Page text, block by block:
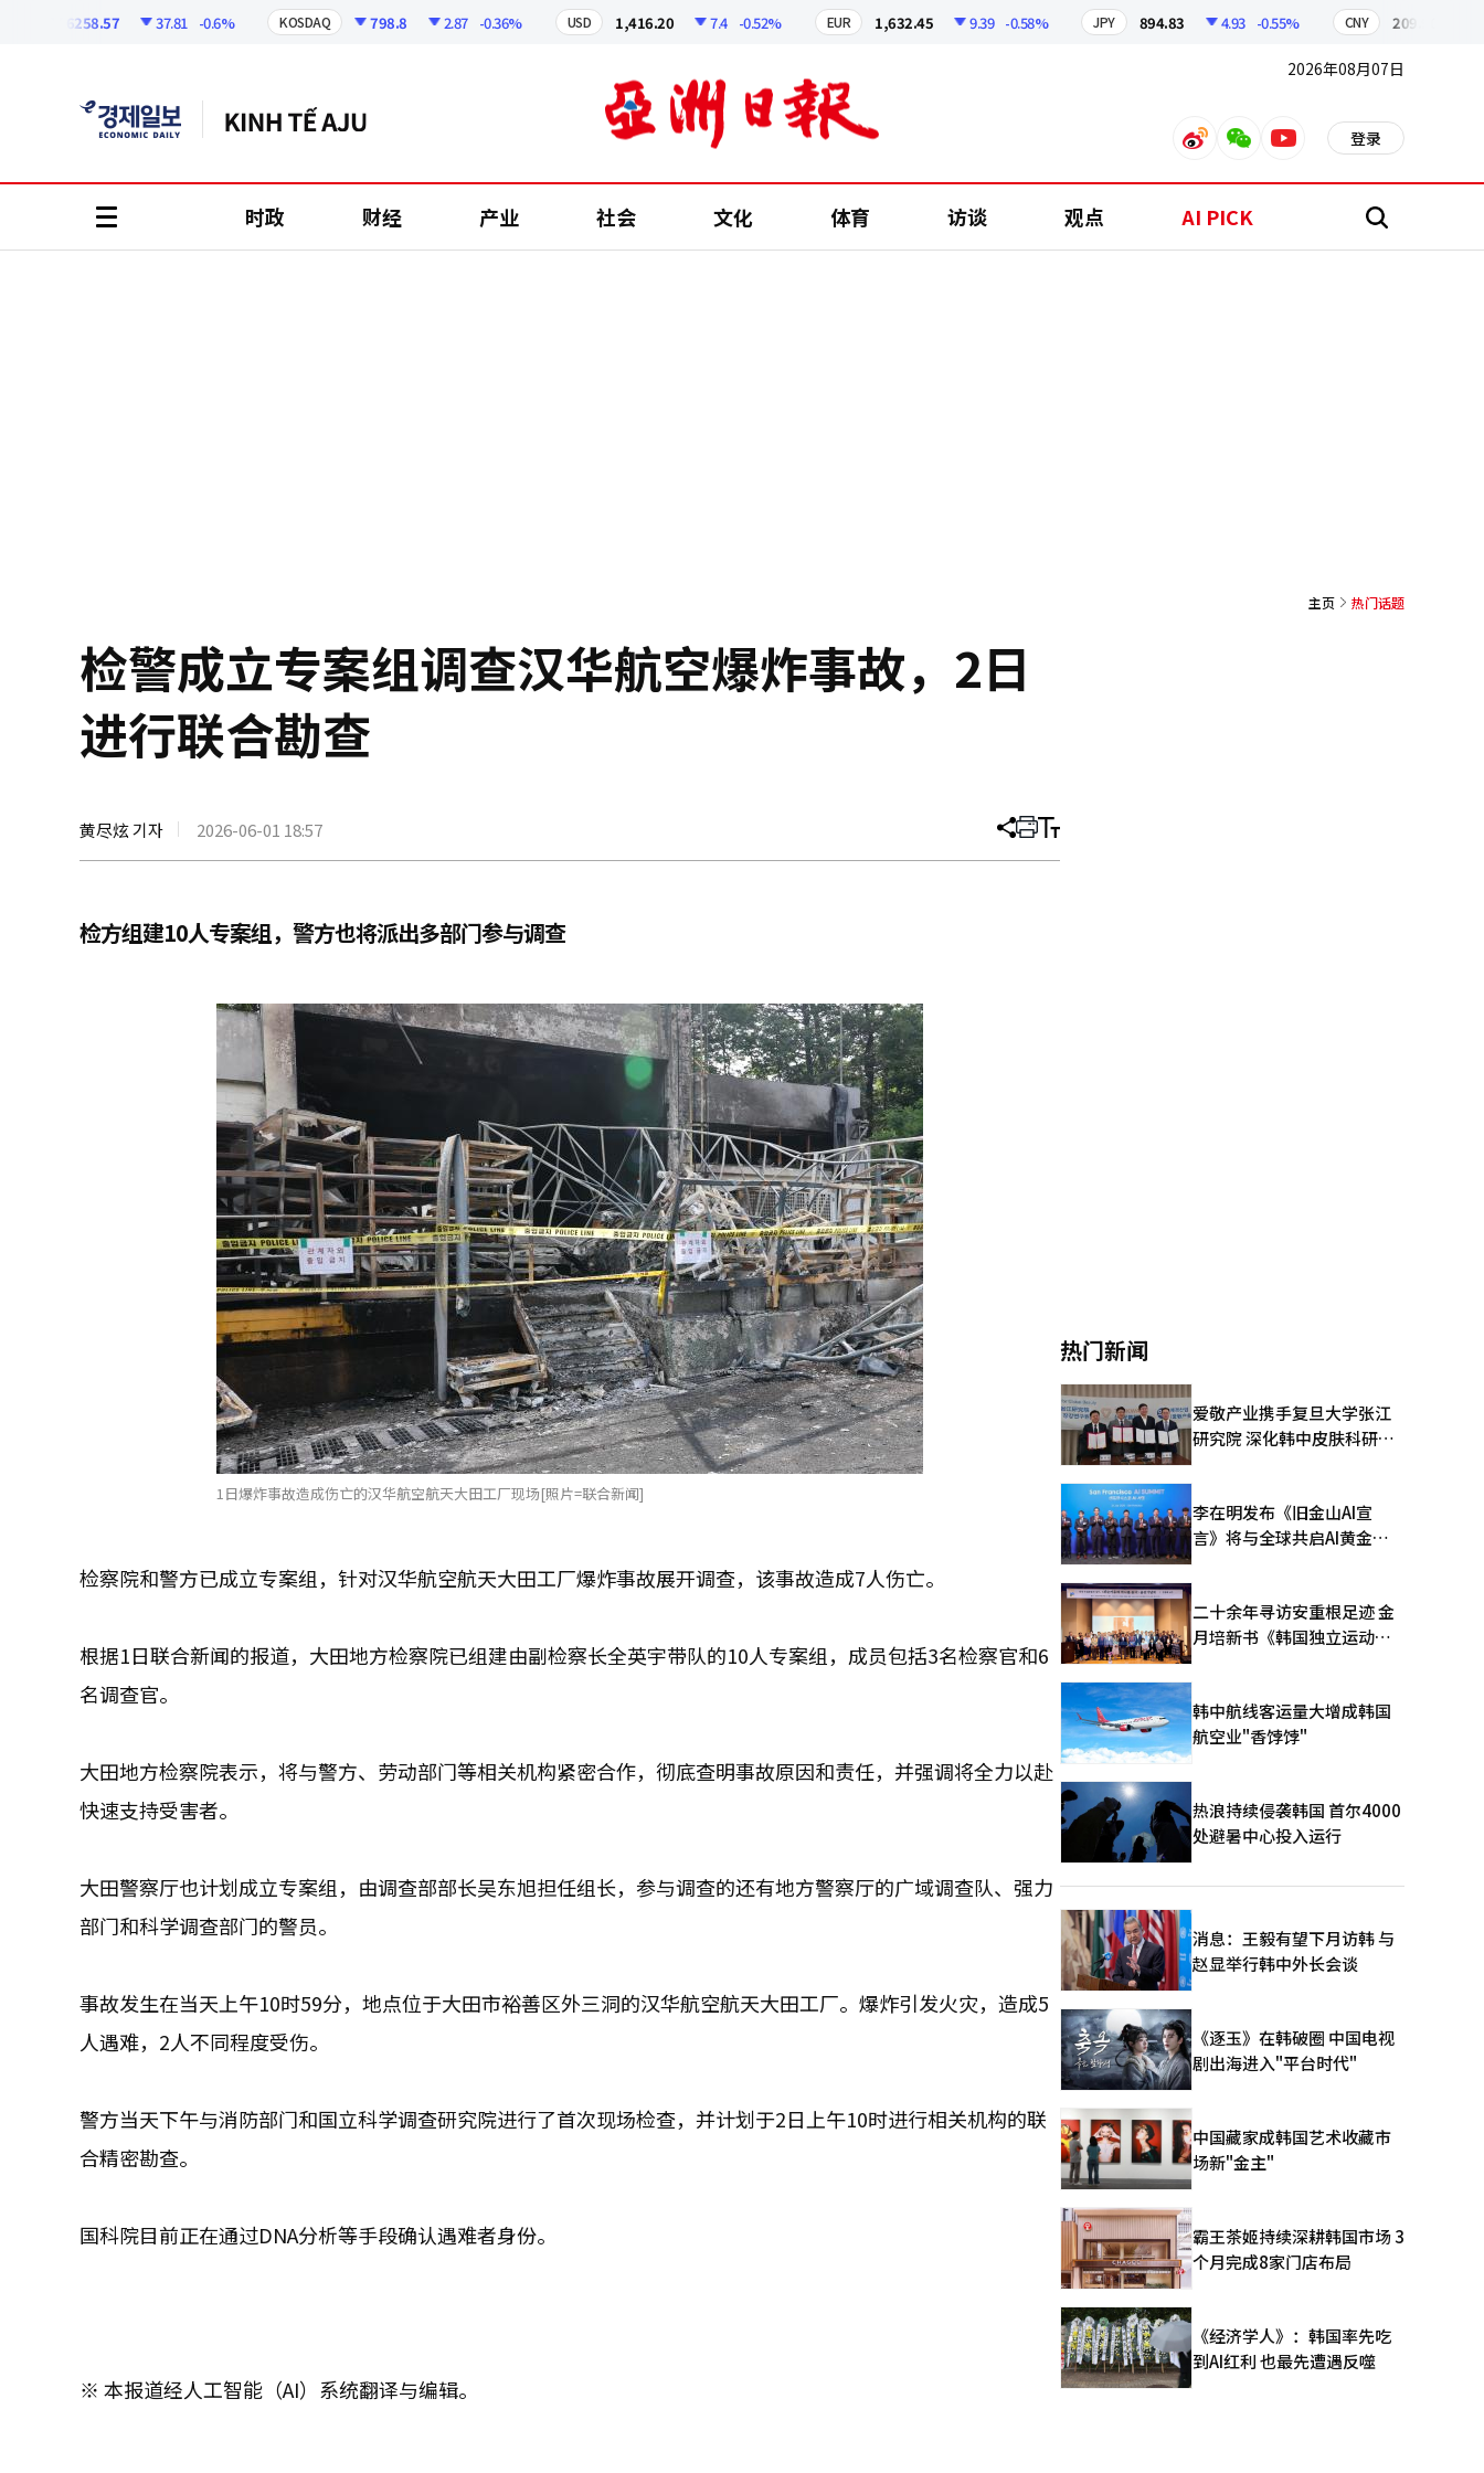
6258.57 37.81 -0.6% KOSDAQ 798.8 2.87 -0.36% USD 1,416.20 7.4 -0.52% EUR 1,632.45 9.39 -0.58% JPY 894.83 4.93 -0.55% CNY 209.90
2026年08月07日
weiboweixinyoutube 登录
时政 财经 产业 社会 文化 体育 访谈 观点 AI PICK 搜
主页 热门话题
检警成立专案组调查汉华航空爆炸事故，2日
进行联合勘查
黄尽炫 기자 2026-06-01 18:57 分
文
打 调
大
检方组建10人专案组，警方也将派出多部门参与调查
1日爆炸事故造成伤亡的汉华航空航天大田工厂现场[照片=联合新闻]
检察院和警方已成立专案组，针对汉华航空航天大田工厂爆炸事故展开调查，该事故造成7人伤亡。
根据1日联合新闻的报道，大田地方检察院已组建由副检察长全英宇带队的10人专案组，成员包括3名检察官和6
名调查官。
大田地方检察院表示，将与警方、劳动部门等相关机构紧密合作，彻底查明事故原因和责任，并强调将全力以赴
快速支持受害者。
大田警察厅也计划成立专案组，由调查部部长吴东旭担任组长，参与调查的还有地方警察厅的广域调查队、强力
部门和科学调查部门的警员。
事故发生在当天上午10时59分，地点位于大田市裕善区外三洞的汉华航空航天大田工厂。爆炸引发火灾，造成5
人遇难，2人不同程度受伤。
警方当天下午与消防部门和国立科学调查研究院进行了首次现场检查，并计划于2日上午10时进行相关机构的联
合精密勘查。
国科院目前正在通过DNA分析等手段确认遇难者身份。
※ 本报道经人工智能（AI）系统翻译与编辑。
热门新闻
爱敬产业携手复旦大学张江
研究院 深化韩中皮肤科研合
李在明发布《旧金山AI宣
言》将与全球共启AI黄金时
二十余年寻访安重根足迹 金
月培新书《韩国独立运动圣
韩中航线客运量大增成韩国
航空业"香饽饽"
热浪持续侵袭韩国 首尔4000
处避暑中心投入运行
消息：王毅有望下月访韩 与
赵显举行韩中外长会谈
《逐玉》在韩破圈 中国电视
剧出海进入"平台时代"
中国藏家成韩国艺术收藏市
场新"金主"
霸王茶姬持续深耕韩国市场 3
个月完成8家门店布局
《经济学人》：韩国率先吃
到AI红利 也最先遭遇反噬